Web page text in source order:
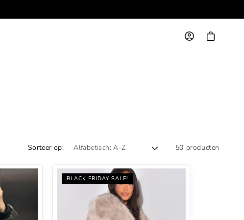
InloggenWinkelwagen
Sorteer op: 50 producten
BLACK FRIDAY SALE!